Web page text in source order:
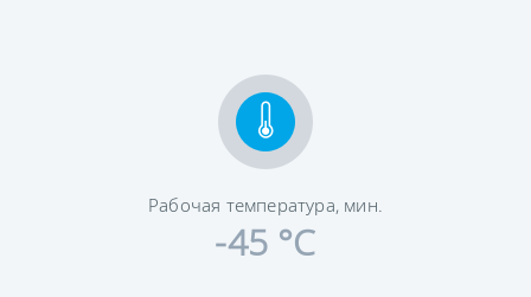
Рабочая температура, мин.
-45 °C